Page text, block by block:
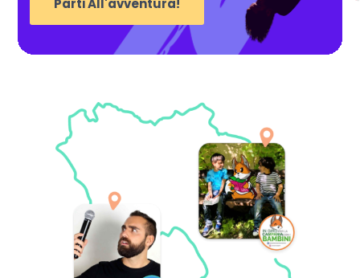
Parti All'avventura!